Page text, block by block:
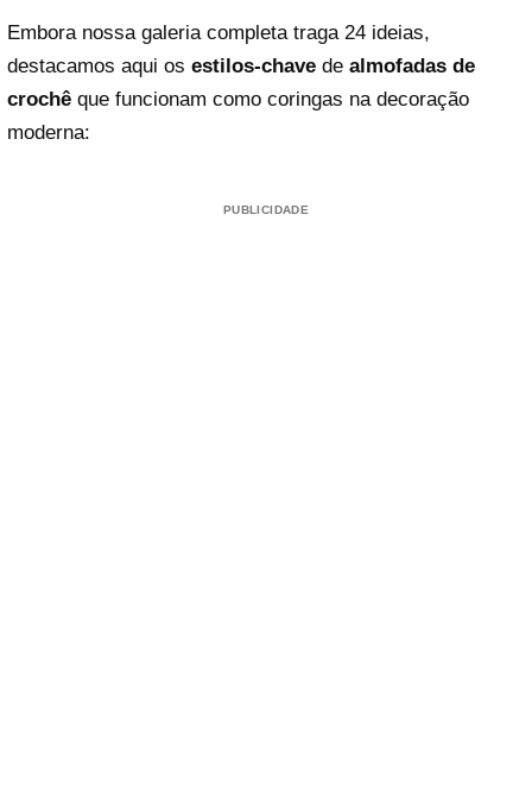
Embora nossa galeria completa traga 24 ideias,
destacamos aqui os estilos-chave de almofadas de
crochê que funcionam como coringas na decoração
moderna:
PUBLICIDADE